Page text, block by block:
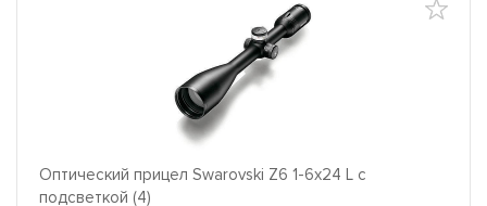
Оптический прицел Swarovski Z6 1-6x24 L с
подсветкой (4)